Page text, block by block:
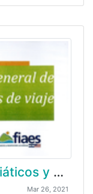
Reglamento general de viáticos y gastos de viaje
Mar 26, 2021